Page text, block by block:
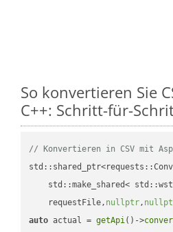
So konvertieren Sie
C++: Schritt-für-
// Konvertieren in CSV mit
std::make_shared<
    requestFile,
nullptr,
auto actual = getApi()->